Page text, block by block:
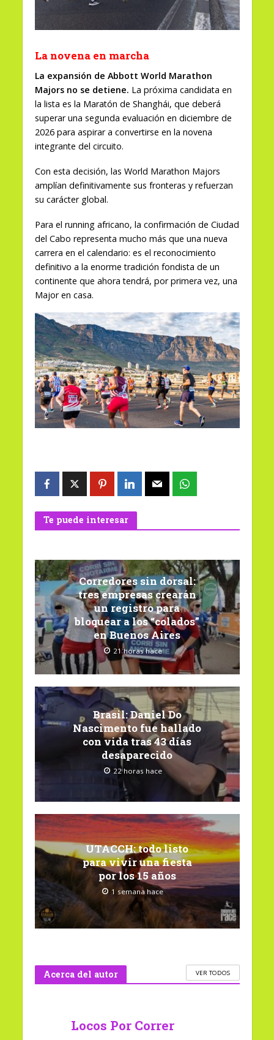
La novena en marcha
La expansión de Abbott World Marathon
Majors no se detiene. La próxima candidata en
la lista es la Maratón de Shanghái, que deberá
superar una segunda evaluación en diciembre de
2026 para aspirar a convertirse en la novena
integrante del circuito.
Con esta decisión, las World Marathon Majors
amplían definitivamente sus fronteras y refuerzan
su carácter global.
Para el running africano, la confirmación de Ciudad
del Cabo representa mucho más que una nueva
carrera en el calendario: es el reconocimiento
definitivo a la enorme tradición fondista de un
continente que ahora tendrá, por primera vez, una
Major en casa.
Te puede interesar
Corredores sin dorsal:
tres empresas crearán
un registro para
bloquear a los “colados”
en Buenos Aires
21 horas hace
Brasil: Daniel Do
Nascimento fue hallado
con vida tras 43 días
desaparecido
22 horas hace
UTACCH: todo listo
para vivir una fiesta
por los 15 años
1 semana hace
Acerca del autor VER TODOS
Locos Por Correr